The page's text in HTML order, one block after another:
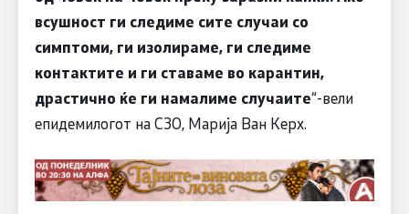
всушност ги следиме сите случаи со
симптоми, ги изолираме, ги следиме
контактите и ги ставаме во карантин,
драстично ќе ги намалиме случаите“-вели
епидемилогот на СЗО, Марија Ван Керх.